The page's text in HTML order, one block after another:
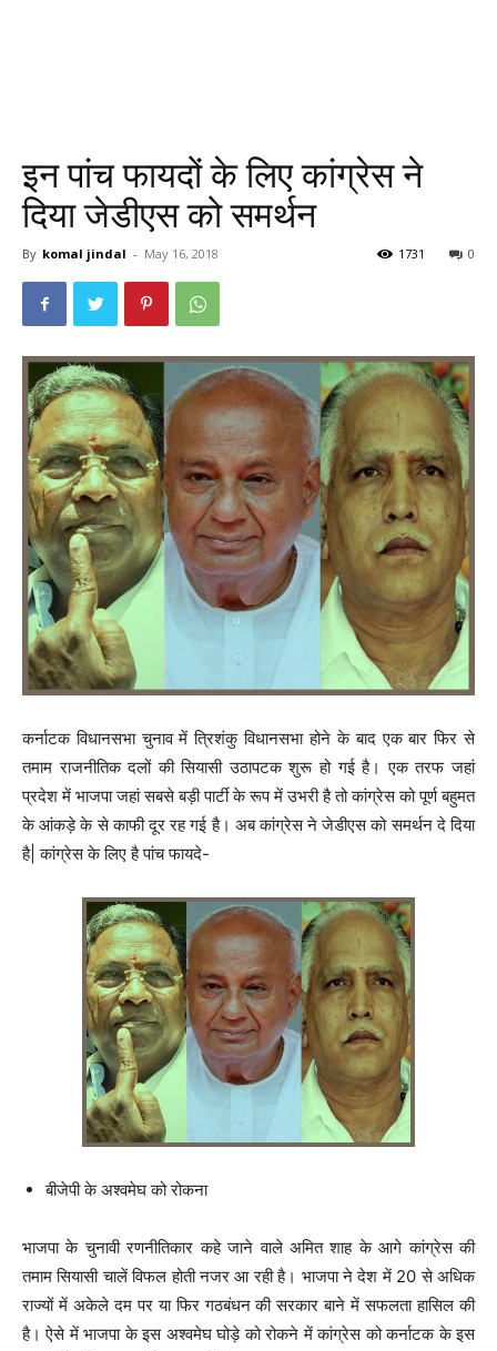
इन पांच फायदों के लिए कांग्रेस ने
दिया जेडीएस को समर्थन
By komal jindal - May 16, 2018 0
1731
कर्नाटक विधानसभा चुनाव में त्रिशंकु विधानसभा होने के बाद एक बार फिर से
तमाम राजनीतिक दलों की सियासी उठापटक शुरू हो गई है। एक तरफ जहां
प्रदेश में भाजपा जहां सबसे बड़ी पार्टी के रूप में उभरी है तो कांग्रेस को पूर्ण बहुमत
के आंकड़े के से काफी दूर रह गई है। अब कांग्रेस ने जेडीएस को समर्थन दे दिया
है| कांग्रेस के लिए है पांच फायदे-
बीजेपी के अश्वमेघ को रोकना
भाजपा के चुनावी रणनीतिकार कहे जाने वाले अमित शाह के आगे कांग्रेस की
तमाम सियासी चालें विफल होती नजर आ रही है। भाजपा ने देश में 20 से अधिक
राज्यों में अकेले दम पर या फिर गठबंधन की सरकार बाने में सफलता हासिल की
है। ऐसे में भाजपा के इस अश्वमेघ घोड़े को रोकने में कांग्रेस को कर्नाटक के इस